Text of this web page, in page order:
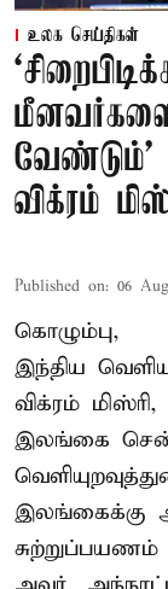
உலக செய்திகள்
மீனவர்களை
வேண்டும்'
விக்ரம்
Published on: 06
கொழும்பு,
இந்திய
விக்ரம்
இலங்கை
இலங்கைக்கு